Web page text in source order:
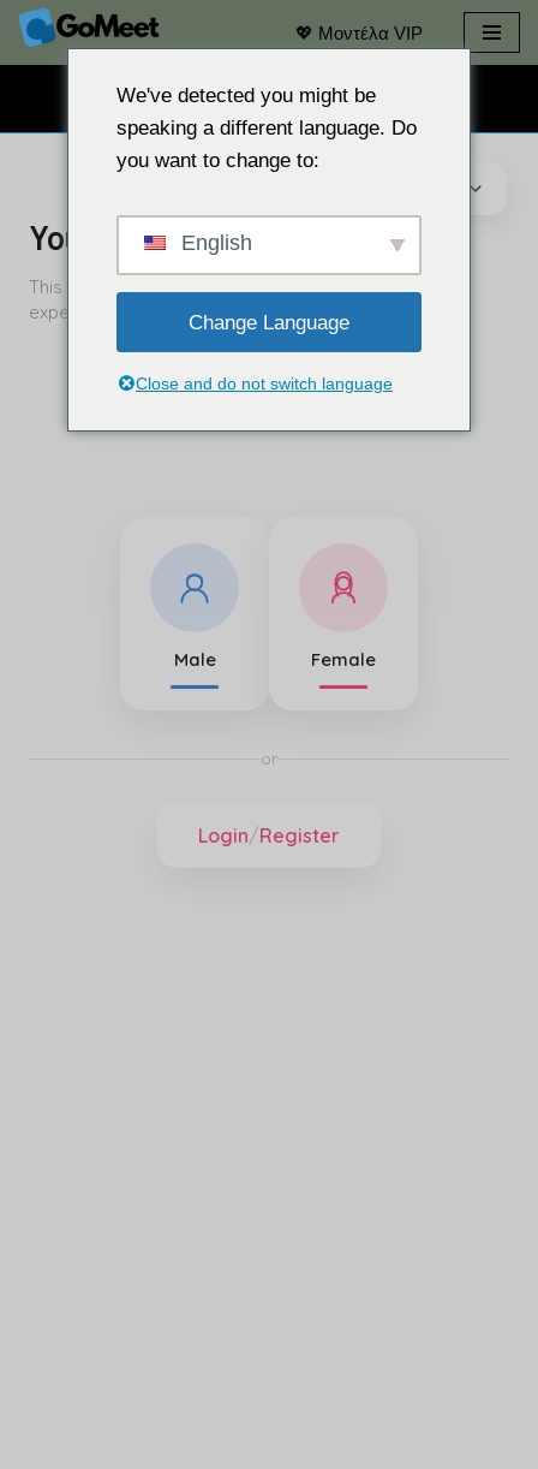
Μετάβαση
περιεχόμενο
💖 Μοντέλα VIP
ΔΩΡΕΆΝ ΣΥΝΟΜΙΛΊΑ ΜΈΣΩ WEBCAM 👉
We've detected you might be
speaking a different language. Do
you want to change to:
English
Change Language
Close and do not switch language